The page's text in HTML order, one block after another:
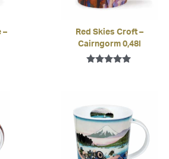
–
Red Skies Croft –
Cairngorm 0,48l